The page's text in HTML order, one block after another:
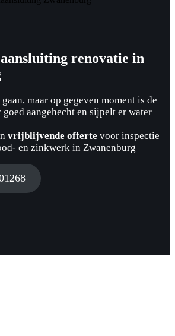
renovatie in
maar op gegeven moment is de
aangehecht en sijpelt er water
vrijblijvende offerte voor inspectie
en zinkwerk in Zwanenburg